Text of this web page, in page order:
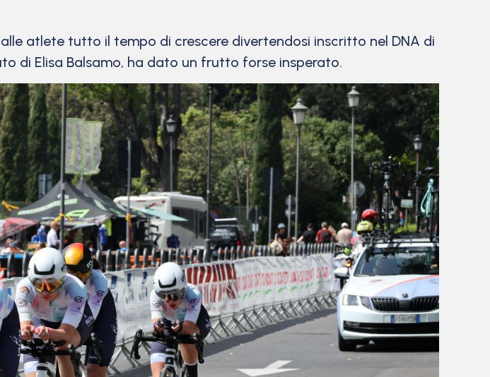
atlete tutto il tempo di crescere divertendosi inscritto nel DNA di
di Elisa Balsamo, ha dato un frutto forse insperato.